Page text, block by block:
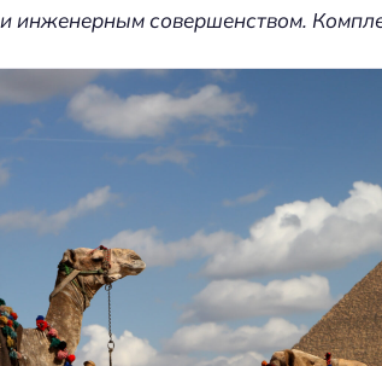
и инженерным совершенством.